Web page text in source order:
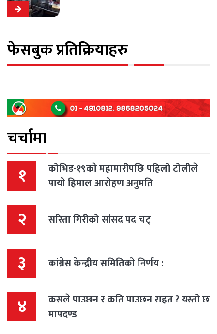
फेसबुक प्रतिक्रियाहरु
चर्चामा
१
कोभिड-१९काे महामारीपछि पहिलो टोलीले
पायो हिमाल आरोहण अनुमति
२ सरिता गिरीको सांसद पद चट्
३ कांग्रेस केन्द्रीय समितिको निर्णय :
४
कसले पाउछन र कति पाउछन राहत ? यस्तो छ
मापदण्ड